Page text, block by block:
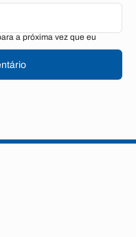
a próxima vez que eu